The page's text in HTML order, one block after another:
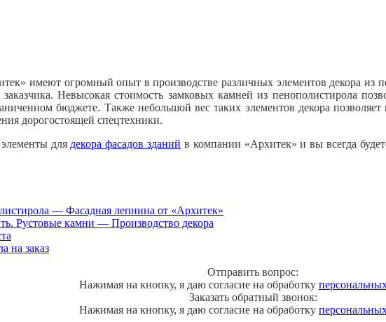
имеют огромный опыт в производстве различных элементов декора из
Невысокая стоимость замковых камней из пенополистирола
бюджете. Также небольшой вес таких элементов декора позволяет
дорогостоящей спецтехники.
для декора фасадов зданий в компании «Архитек» и вы всегда
— Фасадная лепнина от «Архитек»
Рустовые камни — Производство декора
на заказ
Отправить вопрос:
Нажимая на кнопку, я даю согласие на обработку
Заказать обратный звонок:
Нажимая на кнопку, я даю согласие на обработку